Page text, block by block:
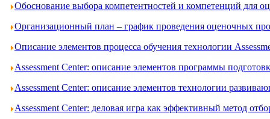
Обоснование выбора компетентностей и компетенций для
Организационный план – график проведения оценочных
Описание элементов процесса обучения технологии
Assessment Center: описание элементов программы
Assessment Center: описание элементов технологии
Assessment Center: деловая игра как эффективный метод